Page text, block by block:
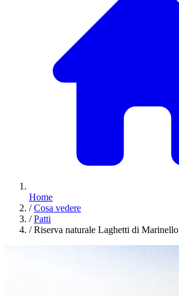
Home
/ Cosa vedere
/ Patti
/ Riserva naturale Laghetti di Marinello